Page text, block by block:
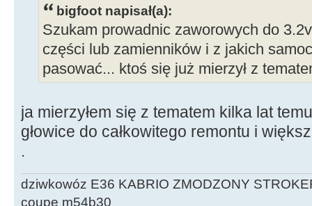
bigfoot napisał(a):
Szukam prowadnic zaworowych do
części lub zamienników i z jakich
pasować... ktoś się już mierzył z
ja mierzyłem się z tematem kilka lat
głowice do całkowitego remontu i
.
dziwkowóz E36 KABRIO ZMODZONY
coupe m54b30